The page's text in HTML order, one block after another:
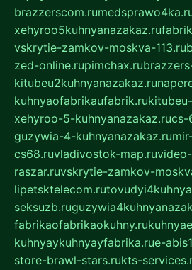
brazzerscom.ru
xehyroo5kuhnyanazakaz.ru
vskrytie-zamkov-moskva-113.ru
zed-online.rupimchax.ru
kitubeu2kuhnyanazakaz.ru
kuhnyaofabrikaufabrik.ru
xehyroo-5-kuhnyanazakaz.rucs-
guzywia-4-kuhnyanazakaz.ru
cs68.ruvladivostok-map.ru
raszar.ruvskrytie-zamkov-
lipetsktelecom.ru
seksuzb.ru
fabrikaofabrikaokuhny.ru
kuhnyaykuhnyayfabrika.rue-
store-brawl-stars.rukts-